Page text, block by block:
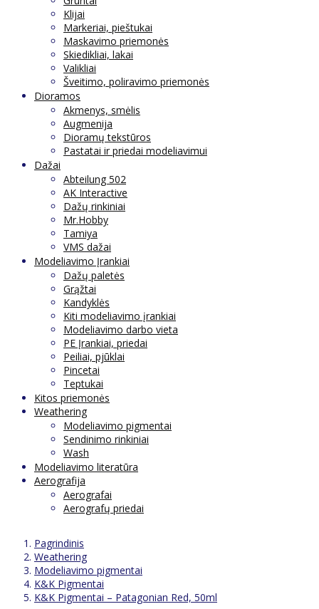
Klijai
Markeriai, pieštukai
Maskavimo priemonės
Skiedikliai, lakai
Valikliai
Šveitimo, poliravimo priemonės
Dioramos
Akmenys, smėlis
Augmenija
Dioramų tekstūros
Pastatai ir priedai modeliavimui
Dažai
Abteilung 502
AK Interactive
Dažų rinkiniai
Mr.Hobby
Tamiya
VMS dažai
Modeliavimo Įrankiai
Dažų paletės
Grąžtai
Kandyklės
Kiti modeliavimo įrankiai
Modeliavimo darbo vieta
PE Įrankiai, priedai
Peiliai, pjūklai
Pincetai
Teptukai
Kitos priemonės
Weathering
Modeliavimo pigmentai
Sendinimo rinkiniai
Wash
Modeliavimo literatūra
Aerografija
Aerografai
Aerografų priedai
Pagrindinis
Weathering
Modeliavimo pigmentai
K&K Pigmentai
K&K Pigmentai – Patagonian Red, 50ml